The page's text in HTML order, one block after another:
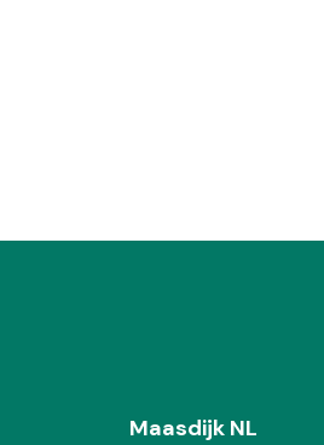
Maasdijk NL